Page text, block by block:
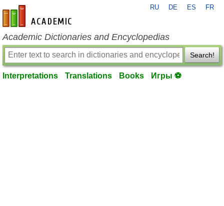
en-academic.com
RU DE ES FR
Academic Dictionaries and Encyclopedias
Search!
Interpretations Translations Books Игры ⚽